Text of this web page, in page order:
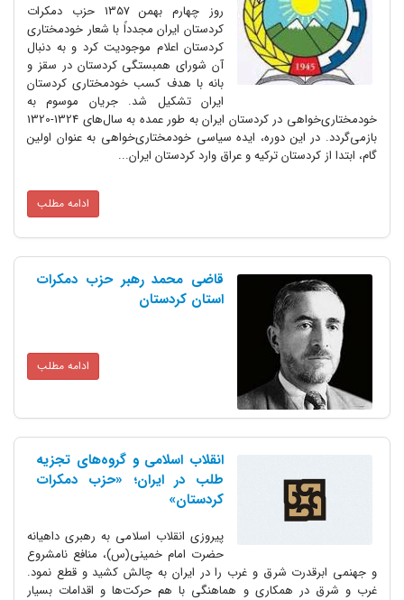
روز چهارم بهمن 1357 حزب دمکرات
کردستان ایران مجدداً با شعار خودمختاری
کردستان اعلام موجودیت کرد و به دنبال
آن شورای همبستگی کردستان در سقز و
بانه با هدف کسب خودمختاری کردستان
ایران تشکیل شد. جریان موسوم به
خودمختاری‌خواهی در کردستان ایران به طور عمده به سال‌های 1324-1320
این دوره، ایده سیاسی خودمختاری‌خواهی به عنوان اولین
ترکیه و عراق وارد کردستان ایران...
قاضی محمد رهبر حزب دمکرات
استان کردستان
انقلاب اسلامی و گروه‌های تجزیه
طلب در ایران؛ «حزب دمکرات
کردستان»
پیروزی انقلاب اسلامی به رهبری داهیانه
حضرت امام خمینی(س)، منافع نامشروع
شرق و غرب را در ایران به چالش کشید و قطع نمود.
همکاری و هماهنگی با هم حرکت‌ها و اقدامات بسیار